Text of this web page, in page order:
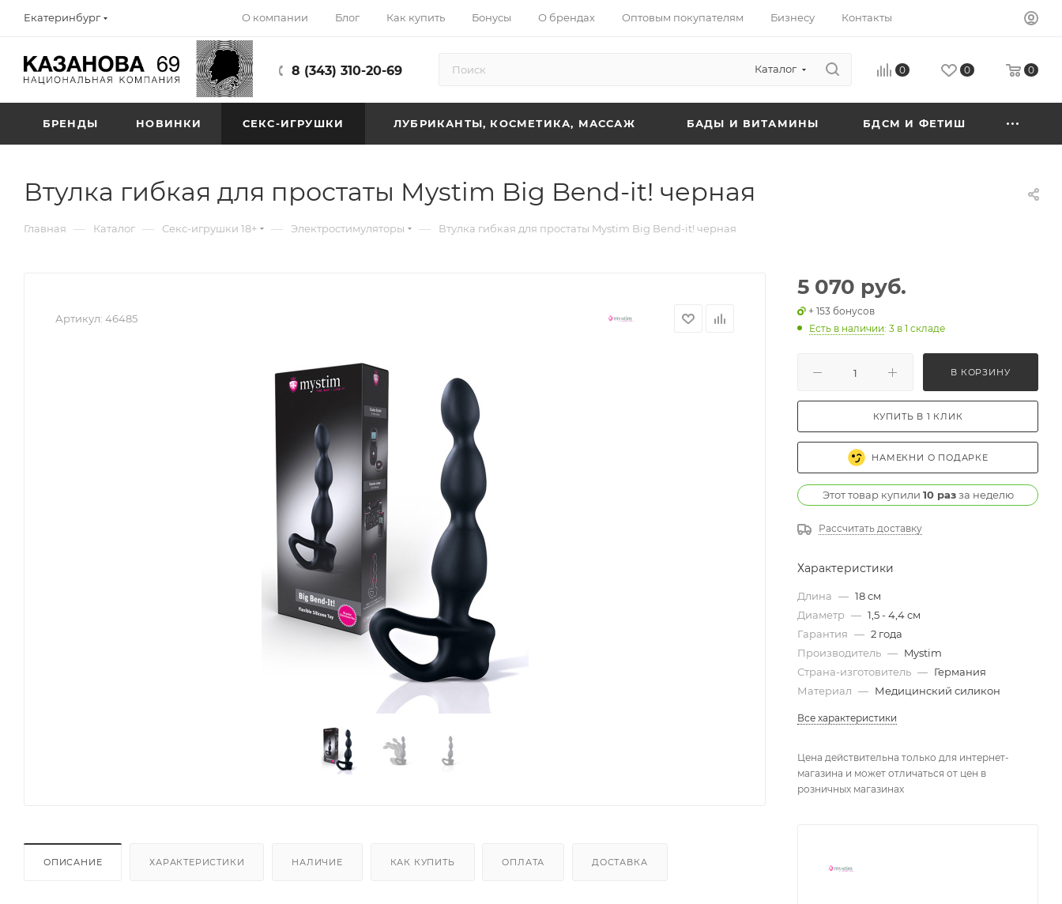
Екатеринбург О компании Блог Как купить Бонусы О брендах Оптовым покупателям Бизнесу Контакты
8 (343) 310-20-69 Каталог 0 0 0
БРЕНДЫ НОВИНКИ СЕКС-ИГРУШКИ ЛУБРИКАНТЫ, КОСМЕТИКА, МАССАЖ БАДЫ И ВИТАМИНЫ БДСМ И ФЕТИШ
Втулка гибкая для простаты Mystim Big Bend-it! черная
Главная — Каталог — Секс-игрушки 18+ — Электростимуляторы — Втулка гибкая для простаты Mystim Big Bend-it! черная
Артикул: 46485
ОПИСАНИЕ ХАРАКТЕРИСТИКИ НАЛИЧИЕ КАК КУПИТЬ ОПЛАТА ДОСТАВКА
5 070 руб.
+ 153 бонусов
Есть в наличии: 3 в 1 складе
В КОРЗИНУ
КУПИТЬ В 1 КЛИК
НАМЕКНИ О ПОДАРКЕ
Этот товар купили 10 разза неделю
Рассчитать доставку
Характеристики
Длина — 18 см
Диаметр — 1,5 - 4,4 см
Гарантия — 2 года
Производитель — Mystim
Страна-изготовитель — Германия
Материал — Медицинский силикон
Все характеристики
Цена действительна только для интернет-
магазина и может отличаться от цен в
розничных магазинах